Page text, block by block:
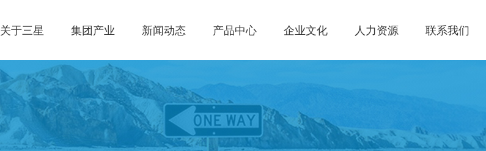
关于三星 集团产业 新闻动态 产品中心 企业文化 人力资源 联系我们